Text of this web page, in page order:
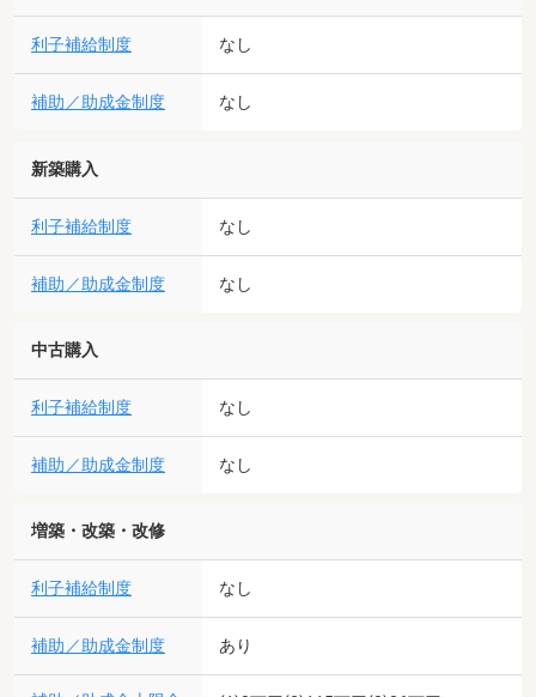
利子補給制度 なし
補助／助成金制度 なし
新築購入
利子補給制度 なし
補助／助成金制度 なし
中古購入
利子補給制度 なし
補助／助成金制度 なし
増築・改築・改修
利子補給制度 なし
補助／助成金制度 あり